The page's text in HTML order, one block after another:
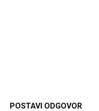
POSTAVI ODGOVOR